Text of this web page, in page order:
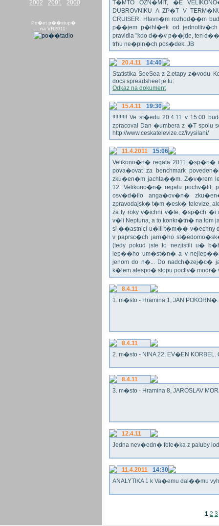
2002
2001 2000
Po�et p��stup�
na VR2011:
T�MTO OZN�MIT, �E
DUBROVNIKU A ZP�T V
CRUISER. Hlavn�m rozhod��m
p��jem p�ihl�ek od
pravidla "kdo d��v p��jde, ten
trhu ne�pln�ch pos�dek. JB
20.4.11
14:40
Statistika SeeSea z 2.etapy z�vodu.
docs spreadsheet je tu:
Odkaz na dokument
15.4.11
19:30
!!!!!!!!!! Ve st�edu 20.4.11 v 15:00
zpracoval Dan �umbera z �T spolu
http://www.ceskatelevize.cz/ivysilani/
11.4.2011
15:06
Velikono�n� regata 2011 �sp�n�
pova�ovat za benchmark
zku�en�m jachta��m. Z�v�rem
12. Velikono�n� regatu
osv�d�ilo anga�ov�n�
zpravodajsk� t�m �esk� televize,
za ty roky v�ichni v�te, �sp�ch
v�li Neptuna, a to konkr�tn� na tom
si ��astnici u�ili t�m�� v�echny
v paprsc�ch jarn�ho
(tedy pokud jste to nezjistili u�
lep��ho um�st�n� a v
jenom do n�... Do nadch�zej�c�
k�lem alespo� stopu poctiv�
8.4.11
1. m�sto - Hramina 1, JAN
8.4.11
2. m�sto - NINA 22, EV�EN KORBEL.
8.4.11
3. m�sto - Hramina 8, JAROSLAV
12.4.11
Jedna nev�edn� fote�ka z paluby
11.4.2011
14:30
ANALYTIKA 1 k Va�emu dal��mu
1 2 3